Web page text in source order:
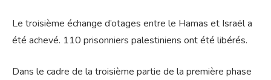
Le troisième échange d’otages entre le Hamas et Israël a
été achevé. 110 prisonniers palestiniens ont été libérés.
Dans le cadre de la troisième partie de la première phase